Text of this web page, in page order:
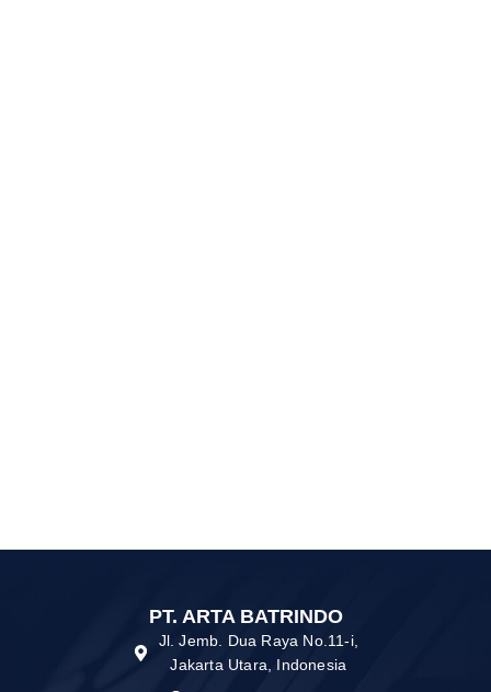
PT. ARTA BATRINDO
Jl. Jemb. Dua Raya No.11-i,
Jakarta Utara, Indonesia